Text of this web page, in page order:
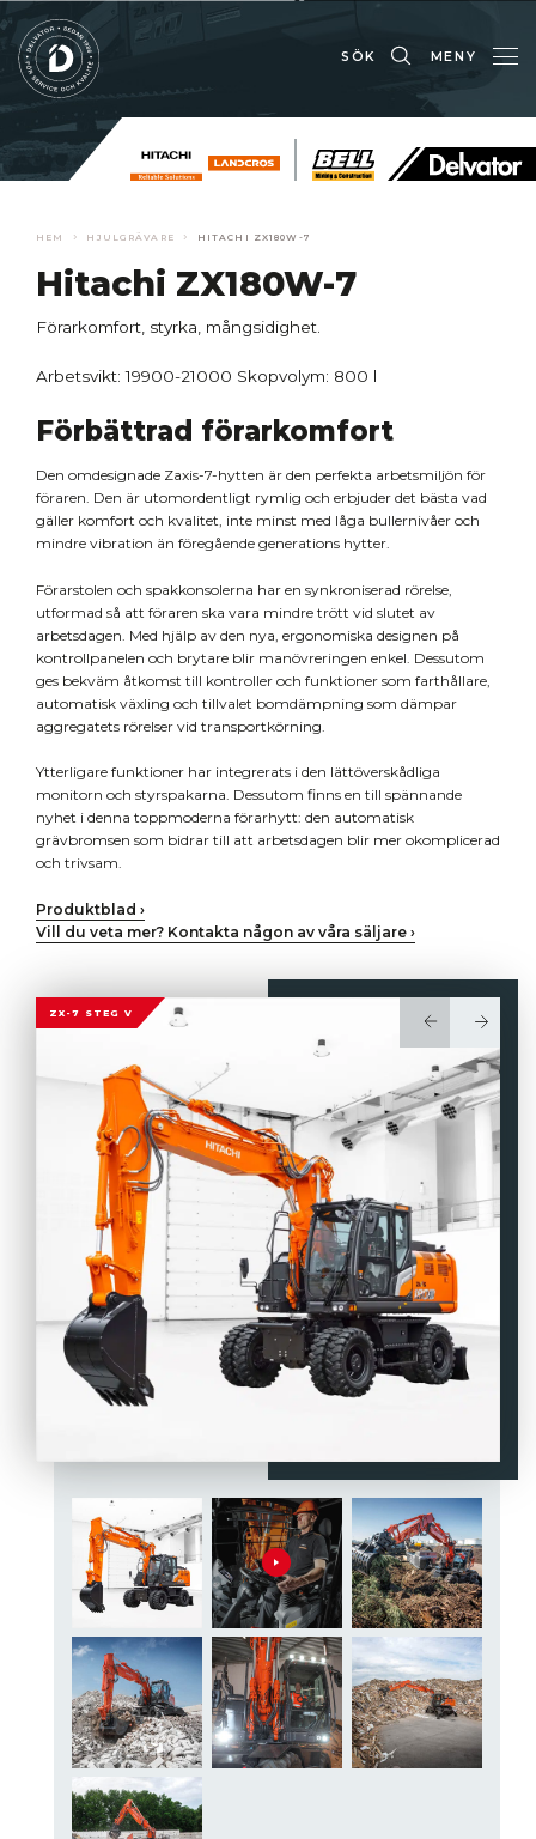
SÖK MENY
HEM › HJULGRÄVARE › HITACHI ZX180W-7
Hitachi ZX180W-7
Förarkomfort, styrka, mångsidighet.
Arbetsvikt: 19900-21000 Skopvolym: 800 l
Förbättrad förarkomfort
Den omdesignade Zaxis-7-hytten är den perfekta arbetsmiljön för
föraren. Den är utomordentligt rymlig och erbjuder det bästa vad
gäller komfort och kvalitet, inte minst med låga bullernivåer och
mindre vibration än föregående generations hytter.
Förarstolen och spakkonsolerna har en synkroniserad rörelse,
utformad så att föraren ska vara mindre trött vid slutet av
arbetsdagen. Med hjälp av den nya, ergonomiska designen på
kontrollpanelen och brytare blir manövreringen enkel. Dessutom
ges bekväm åtkomst till kontroller och funktioner som farthållare,
automatisk växling och tillvalet bomdämpning som dämpar
aggregatets rörelser vid transportkörning.
Ytterligare funktioner har integrerats i den lättöverskådliga
monitorn och styrspakarna. Dessutom finns en till spännande
nyhet i denna toppmoderna förarhytt: den automatisk
grävbromsen som bidrar till att arbetsdagen blir mer okomplicerad
och trivsam.
Produktblad ›
Vill du veta mer? Kontakta någon av våra säljare ›
ZX-7 STEG V